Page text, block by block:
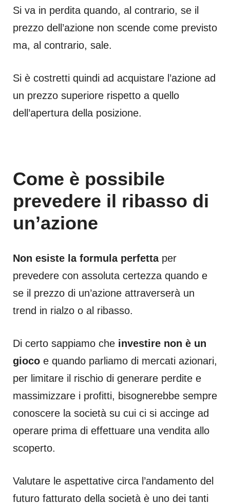
Si va in perdita quando, al contrario, se il
prezzo dell’azione non scende come previsto
ma, al contrario, sale.
Si è costretti quindi ad acquistare l’azione ad
un prezzo superiore rispetto a quello
dell’apertura della posizione.
Come è possibile
prevedere il ribasso di
un’azione
Non esiste la formula perfettaper
prevedere con assoluta certezza quando e
se il prezzo di un’azione attraverserà un
trend in rialzo o al ribasso.
Di certo sappiamo che investire non è un
gioco e quando parliamo di mercati azionari,
per limitare il rischio di generare perdite e
massimizzare i profitti, bisognerebbe sempre
conoscere la società su cui ci si accinge ad
operare prima di effettuare una vendita allo
scoperto.
Valutare le aspettative circa l’andamento del
futuro fatturato della società è uno dei tanti